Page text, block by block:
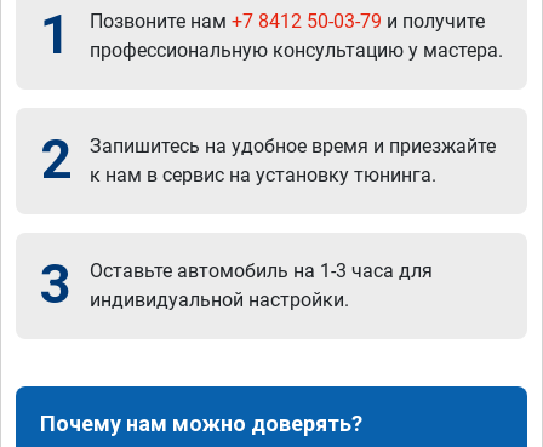
1 Позвоните нам +7 8412 50-03-79 и получите
профессиональную консультацию у мастера.
2
Запишитесь на удобное время и приезжайте
к нам в сервис на установку тюнинга.
3
Оставьте автомобиль на 1-3 часа для
индивидуальной настройки.
Почему нам можно доверять?